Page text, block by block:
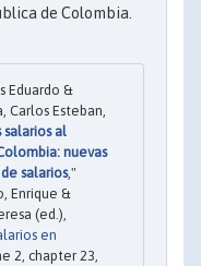
de Colombia.
Eduardo &
Carlos Esteban,
salarios al
nuevas
salarios,"
Enrique &
(ed.),
en
2, chapter 23,